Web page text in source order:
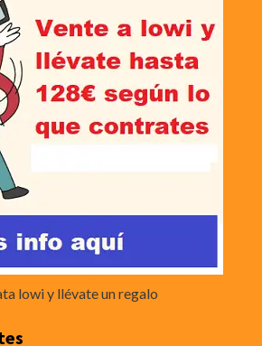
lowi y llévate un regalo